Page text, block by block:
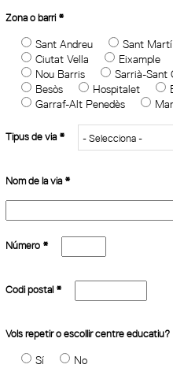
Zona o barri*
Sant Andreu
Sant Martí
Ciutat Vella
Eixample
Nou Barris
Sarrià-Sant
Besòs
Hospitalet
Garraf-Alt Penedès
Tipus de via*
Nom de la via*
Número *
Codi postal*
Vols repetir o escollir centre educatiu?
Sí
No